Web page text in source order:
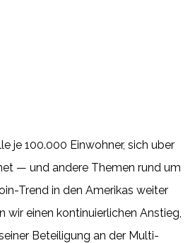
je 100.000 Einwohner, sich uber
— und andere Themen rund um
Trend in den Amerikas weiter
einen kontinuierlichen Anstieg,
Beteiligung an der Multi-